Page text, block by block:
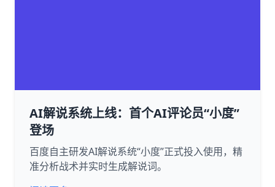
AI解说系统上线：首个AI评论员“小度”
登场
百度自主研发AI解说系统“小度”正式投入使用，精
准分析战术并实时生成解说词。